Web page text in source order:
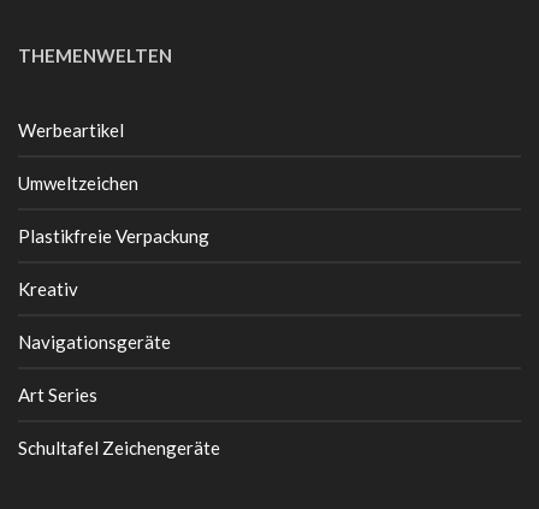
THEMENWELTEN
Werbeartikel
Umweltzeichen
Plastikfreie Verpackung
Kreativ
Navigationsgeräte
Art Series
Schultafel Zeichengeräte